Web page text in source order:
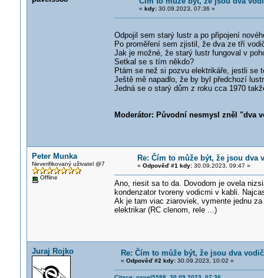
« kdy:30.09.2023, 07:36 »
Odpojil sem starý lustr a po připojení
Po proměření sem zjistil, že dva ze tří
Jak je možné, že starý lustr fungoval v
Setkal se s tím někdo?
Ptám se než si pozvu elektrikáře, jestli se
Ještě mě napadlo, že by byl předchozí
Jedná se o starý dům z roku cca 1970
Moderátor: Původní nesmysl zněl "dva
Peter Munka
Neverifikovaný uživatel @7
Offline
Re: Čím to může být, že jsou dva
« Odpověď #1 kdy:30.09.2023, 09:47 »
Ano, riesit sa to da. Dovodom je ovela
kondenzator tvoreny vodicmi v kabli.
Ak je tam viac ziaroviek, vymente jednu
elektrikar (RC clenom, rele ...)
Juraj Rojko Re: Čím to může být, že jsou dva
« Odpověď #2 kdy:30.09.2023, 10:02 »